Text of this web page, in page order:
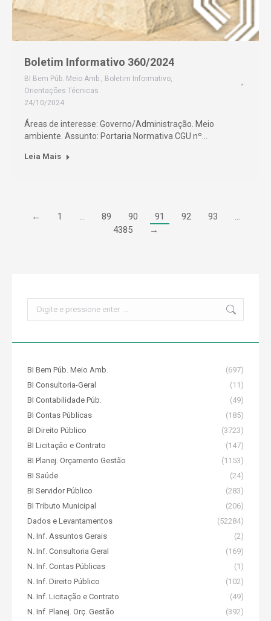
Boletim Informativo 360/2024
BI Bem Púb. Meio Amb., Boletim Informativo,
Orientações Técnicas
24/10/2024
Áreas de interesse: Governo/Administração. Meio
ambiente. Assunto: Portaria Normativa CGU nº…
Leia Mais
← 1 … 89 90 91 92 93
…
4385
→
BI Bem Púb. Meio Amb.
(697)
BI Consultoria-Geral
(11)
BI Contabilidade Púb.
(49)
BI Contas Públicas
(185)
BI Direito Público
(3723)
BI Licitação e Contrato
(147)
BI Planej. Orçamento Gestão
(1153)
BI Saúde
(24)
BI Servidor Público
(283)
BI Tributo Municipal
(206)
Dados e Levantamentos
(52284)
N. Inf. Assuntos Gerais
(2)
N. Inf. Consultoria Geral
(169)
N. Inf. Contas Públicas
(1)
N. Inf. Direito Público
(102)
N. Inf. Licitação e Contrato
(49)
N. Inf. Planej. Orç. Gestão
(392)